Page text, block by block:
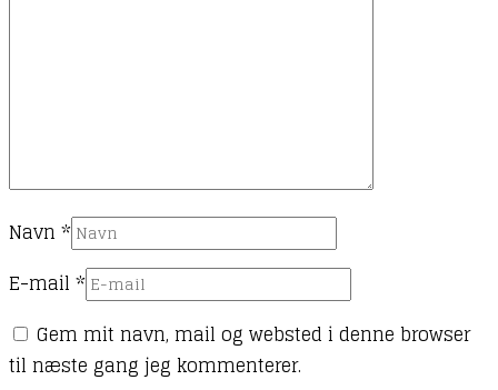
Navn *
E-mail *
Gem mit navn, mail og websted i denne browser
til næste gang jeg kommenterer.